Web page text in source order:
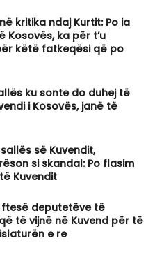
kritika ndaj Kurtit: Po ia
Kosovës, ka për t’u
këtë fatkeqësi që po
ku sonte do duhej të
i Kosovës, janë të
së Kuvendit,
si skandal: Po flasim
Kuvendit
ftesë deputetëve të
të vijnë në Kuvend për të
e re